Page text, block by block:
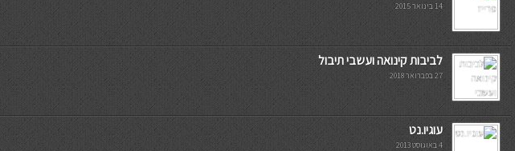
14 בינואר 2015
לביבות קינואה ועשבי תיבול
27 בפברואר 2018
עוגיו.נט
4 באוגוסט 2013